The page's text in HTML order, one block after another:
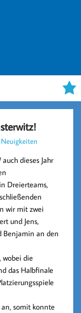
Neuigkeiten
dieses Jahr
Dreierteams,
wir mit zwei
und Jens,
Benjamin an den
wobei die
das Halbfinale
somit konnte